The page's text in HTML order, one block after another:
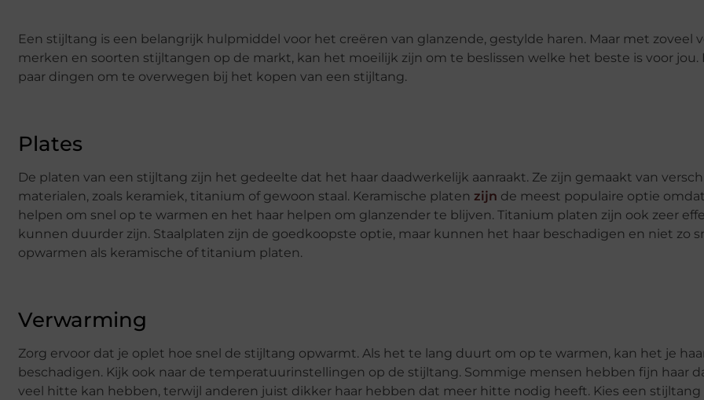
Een stijltang is een belangrijk hulpmiddel voor het creëren van glanzende, gestylde haren. Maar met zoveel
merken en soorten stijltangen op de markt, kan het moeilijk zijn om te beslissen welke het beste is voor jou.
paar dingen om te overwegen bij het kopen van een stijltang.
Plates
De platen van een stijltang zijn het gedeelte dat het haar daadwerkelijk aanraakt. Ze zijn gemaakt van
materialen, zoals keramiek, titanium of gewoon staal. Keramische platen zijn de meest populaire optie
helpen om snel op te warmen en het haar helpen om glanzender te blijven. Titanium platen zijn ook zeer
kunnen duurder zijn. Staalplaten zijn de goedkoopste optie, maar kunnen het haar beschadigen en niet zo
opwarmen als keramische of titanium platen.
Verwarming
Zorg ervoor dat je oplet hoe snel de stijltang opwarmt. Als het te lang duurt om op te warmen, kan het je
beschadigen. Kijk ook naar de temperatuurinstellingen op de stijltang. Sommige mensen hebben fijn haar
veel hitte kan hebben, terwijl anderen juist dikker haar hebben dat meer hitte nodig heeft. Kies een stijltang